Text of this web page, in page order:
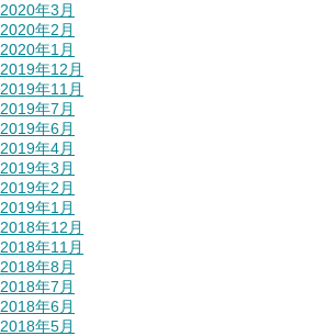
2020年3月
2020年2月
2020年1月
2019年12月
2019年11月
2019年7月
2019年6月
2019年4月
2019年3月
2019年2月
2019年1月
2018年12月
2018年11月
2018年8月
2018年7月
2018年6月
2018年5月